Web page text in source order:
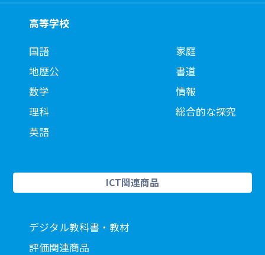
高等学校
国語
地歴公
数学
理科
英語
家庭
書道
情報
総合的な探究
ICT関連商品
デジタル教科書・教材
評価関連商品